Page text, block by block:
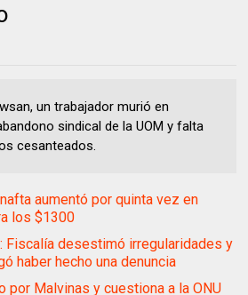
un trabajador murió en
sindical de la UOM y falta
cesanteados.
aumentó por quinta vez en
los $1300
Fiscalía desestimó irregularidades y
haber hecho una denuncia
por Malvinas y cuestiona a la ONU